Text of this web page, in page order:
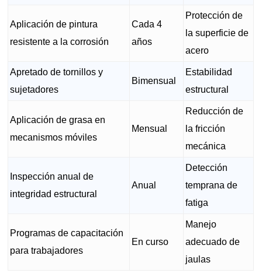
Aplicación de pintura
resistente a la corrosión
Cada 4
años
Protección de
la superficie de
acero
Apretado de tornillos y
sujetadores
Bimensual
Estabilidad
estructural
Aplicación de grasa en
mecanismos móviles
Mensual
Reducción de
la fricción
mecánica
Inspección anual de
integridad estructural
Anual
Detección
temprana de
fatiga
Programas de capacitación
para trabajadores
En curso
Manejo
adecuado de
jaulas